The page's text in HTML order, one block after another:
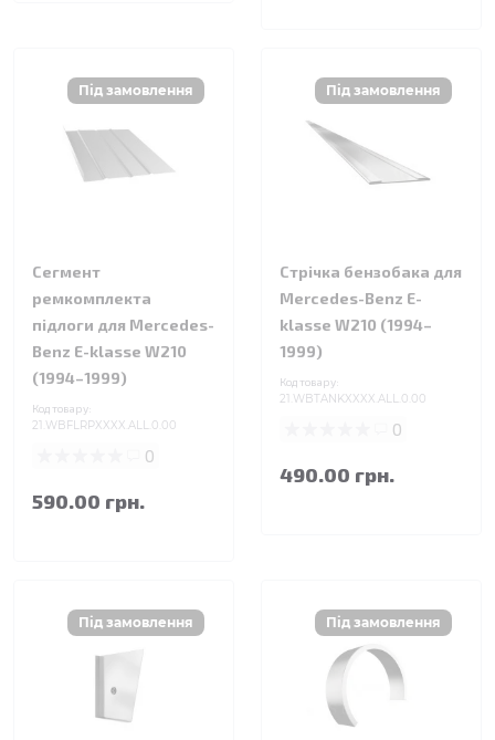
Сегмент
ремкомплекта
підлоги для Mercedes-
Benz E-klasse W210
(1994–1999)
Код товару:
21.WBFLRPXXXX.ALL.0.00
0
590.00 грн.
Стрічка бензобака для
Mercedes-Benz E-
klasse W210 (1994–
1999)
Код товару:
21.WBTANKXXXX.ALL.0.00
0
490.00 грн.